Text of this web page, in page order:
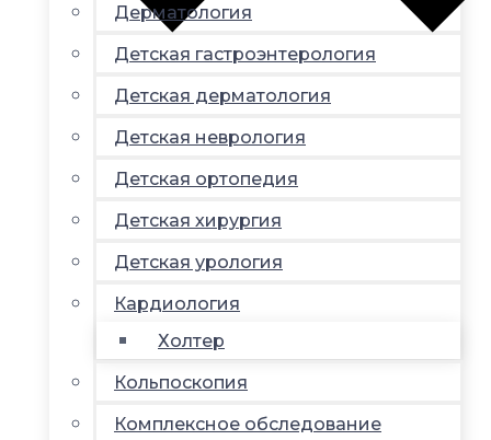
Дерматология
Детская гастроэнтерология
Детская дерматология
Детская неврология
Детская ортопедия
Детская хирургия
Детская урология
Кардиология
Холтер
Кольпоскопия
Комплексное обследование